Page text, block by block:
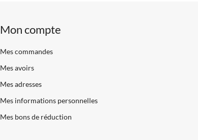
Mon compte
Mes commandes
Mes avoirs
Mes adresses
Mes informations personnelles
Mes bons de réduction